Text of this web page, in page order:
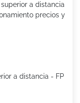
a distancia
precios y
a distancia - FP